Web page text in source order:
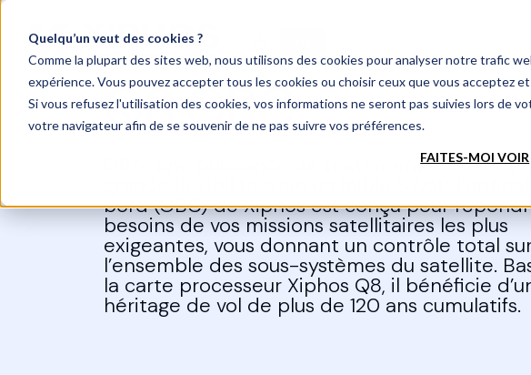
Quelqu’un veut des cookies ?
Comme la plupart des sites web, nous utilisons des cookies pour analyser notre trafic
expérience. Vous pouvez accepter tous les cookies ou choisir ceux que vous acceptez
Si vous refusez l'utilisation des cookies, vos informations ne seront pas suivies lors de
votre navigateur afin de se souvenir de ne pas suivre vos préférences.
FAITES-MOI VOIR
Q8 OBC
Offre une puissance de traitement élevée et
grande flexibilité avec un faible SWaP,
bord (OBC) de Xiphos est conçu pour
besoins de vos missions satellitaires les plus
exigeantes, vous donnant un contrôle total
l’ensemble des sous-systèmes du satellite.
la carte processeur Xiphos Q8, il bénéficie
héritage de vol de plus de 120 ans cumulatifs.